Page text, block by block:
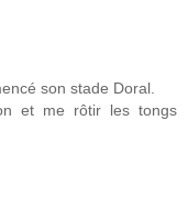
son stade Doral.
et me rôtir les tongs